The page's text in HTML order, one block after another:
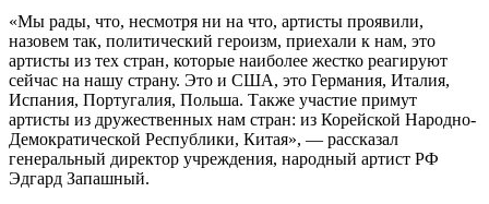
«Мы рады, что, несмотря ни на что, артисты проявили,
назовем так, политический героизм, приехали к нам, это
артисты из тех стран, которые наиболее жестко реагируют
сейчас на нашу страну. Это и США, это Германия, Италия,
Испания, Португалия, Польша. Также участие примут
артисты из дружественных нам стран: из Корейской Народно-
Демократической Республики, Китая», — рассказал
генеральный директор учреждения, народный артист РФ
Эдгард Запашный.